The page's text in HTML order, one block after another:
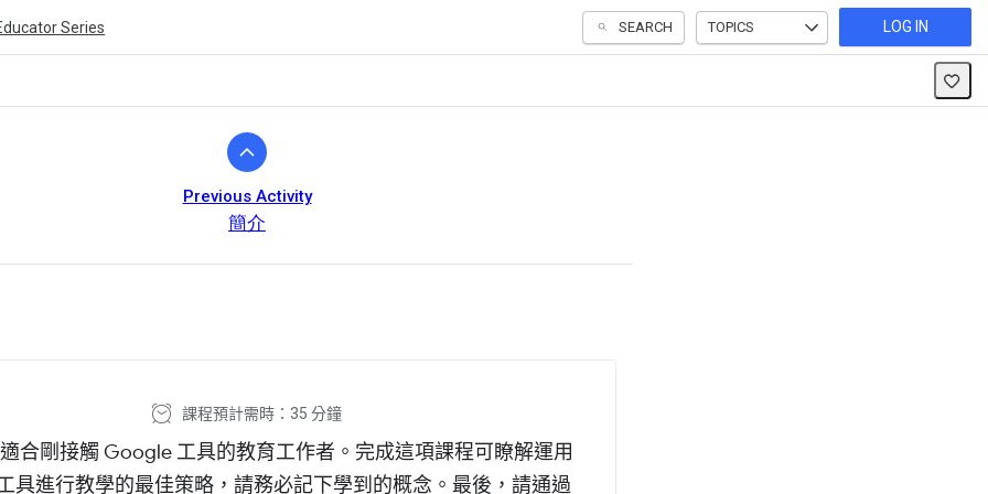
Series SEARCH TOPICS LOG IN
Previous Activity
簡介
課程預計需時：35 分鐘
合剛接觸 Google 工具的教育工作者。完成這項課程可瞭解運用
具進行教學的最佳策略，請務必記下學到的概念。最後，請通過